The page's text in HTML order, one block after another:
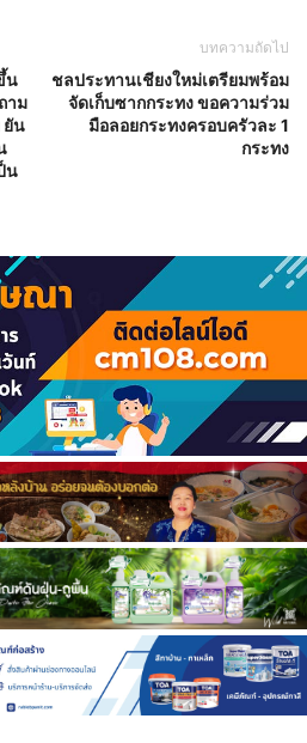
น
าม
ยัน
น
บทความถัดไป
ชลประทานเชียงใหม่เตรียมพร้อม
จัดเก็บซากกระทง ขอความร่วม
มือลอยกระทงครอบครัวละ 1
กระทง